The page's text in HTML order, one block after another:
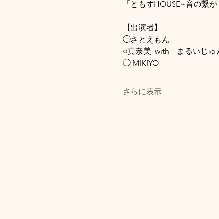
「ともずHOUSE~音の繋が
【出演者】
◯さとえもん
○真奈美  with　まるいじゅ
◯ MIKIYO
さらに表示